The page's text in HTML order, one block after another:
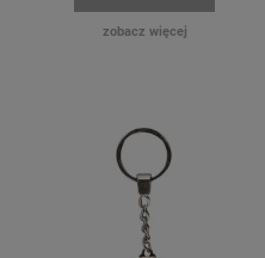
zobacz więcej